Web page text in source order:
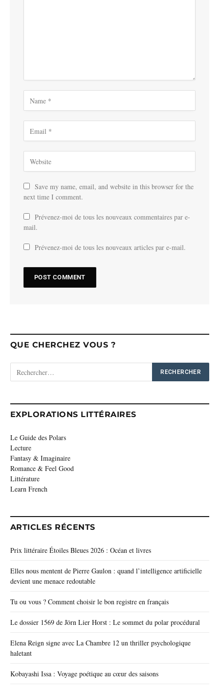
Save my name, email, and website in this browser for the
next time I comment.
Prévenez-moi de tous les nouveaux commentaires par e-
mail.
Prévenez-moi de tous les nouveaux articles par e-mail.
QUE CHERCHEZ VOUS ?
EXPLORATIONS LITTÉRAIRES
Le Guide des Polars
Lecture
Fantasy & Imaginaire
Romance & Feel Good
Littérature
Learn French
ARTICLES RÉCENTS
Prix littéraire Étoiles Bleues 2026 : Océan et livres
Elles nous mentent de Pierre Gaulon : quand l’intelligence artificielle
devient une menace redoutable
Tu ou vous ? Comment choisir le bon registre en français
Le dossier 1569 de Jörn Lier Horst : Le sommet du polar procédural
Elena Reign signe avec La Chambre 12 un thriller psychologique
haletant
Kobayashi Issa : Voyage poétique au cœur des saisons